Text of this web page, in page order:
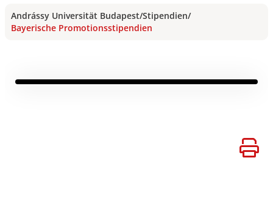
Andrássy Universität Budapest/Stipendien/
Bayerische Promotionsstipendien